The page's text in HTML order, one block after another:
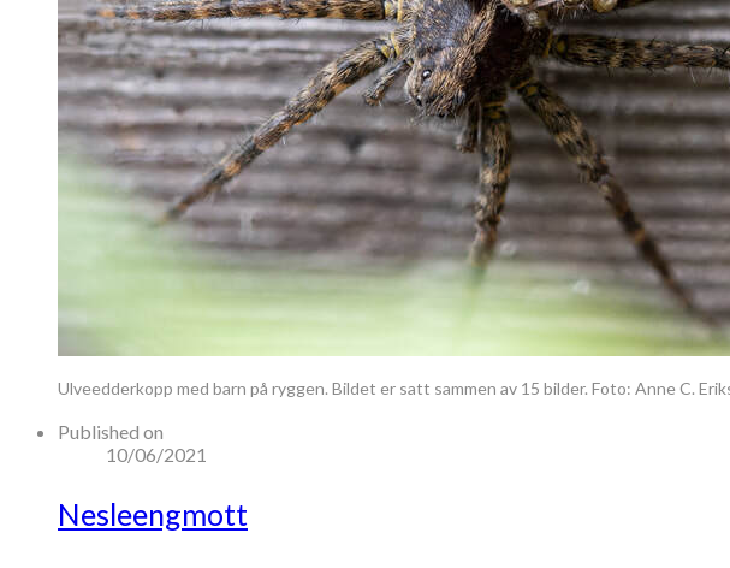
Ulveedderkopp med barn på ryggen. Bildet er satt sammen av 15 bilder. Foto: Anne C.
Published on
10/06/2021
Nesleengmott